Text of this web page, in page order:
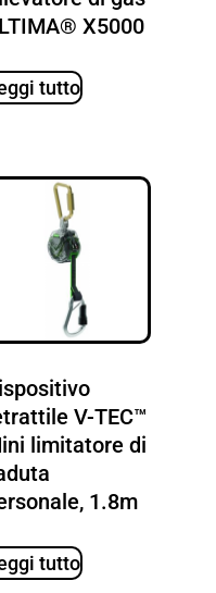
X5000
tutto
V-TEC™
limitatore di
1.8m
tutto